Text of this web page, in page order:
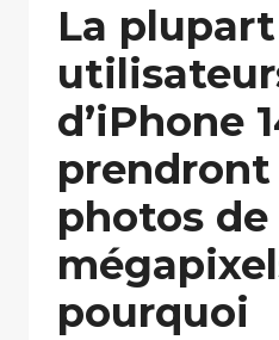
La
d’iPhone
prendront
photos de
pourquoi